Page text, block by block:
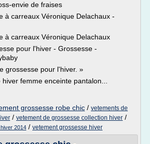
envie de fraises
à carreaux Véronique Delachaux -
à carreaux Véronique Delachaux
pour l'hiver - Grossesse -
grossesse pour l'hiver. »
femme enceinte pantalon...
grossesse robe chic / vetements de
/ vetement de grossesse collection hiver /
2014 / vetement grossesse hiver